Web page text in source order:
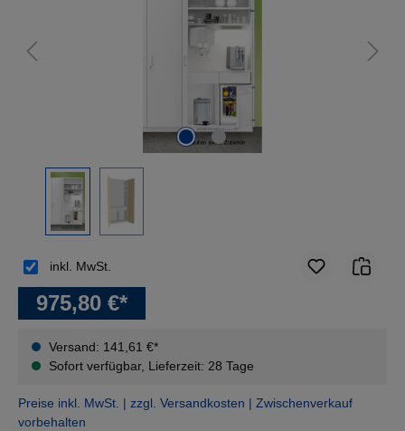
975,80 €*
Versand: 141,61 €*
Sofort verfügbar, Lieferzeit: 28 Tage
inkl. MwSt.
Preise inkl. MwSt. | zzgl. Versandkosten | Zwischenverkauf
vorbehalten